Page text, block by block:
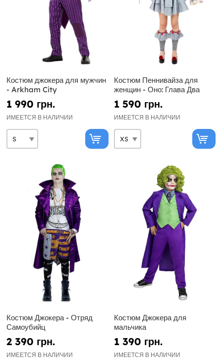
Костюм джокера для мужчин
- Arkham City
1 990 грн.
ИМЕЕТСЯ В НАЛИЧИИ
Костюм Пеннивайза для
женщин - Оно: Глава Два
1 590 грн.
ИМЕЕТСЯ В НАЛИЧИИ
Костюм Джокера - Отряд
Самоубийц
2 390 грн.
ИМЕЕТСЯ В НАЛИЧИИ
Костюм Джокера для
мальчика
1 390 грн.
ИМЕЕТСЯ В НАЛИЧИИ